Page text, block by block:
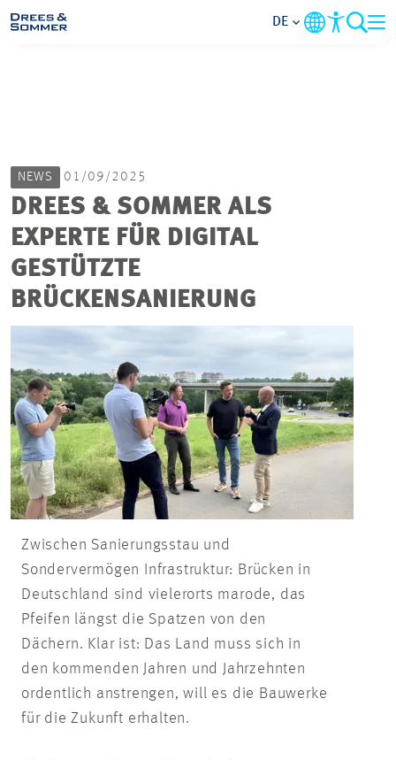
IM FOKUS
KARRIERE
KONTAKT
DE
NEWS 01/09/2025
DREES & SOMMER ALS
EXPERTE FÜR DIGITAL
GESTÜTZTE
BRÜCKENSANIERUNG
Zwischen Sanierungsstau und
Sondervermögen Infrastruktur: Brücken in
Deutschland sind vielerorts marode, das
Pfeifen längst die Spatzen von den
Dächern. Klar ist: Das Land muss sich in
den kommenden Jahren und Jahrzehnten
ordentlich anstrengen, will es die Bauwerke
für die Zukunft erhalten.